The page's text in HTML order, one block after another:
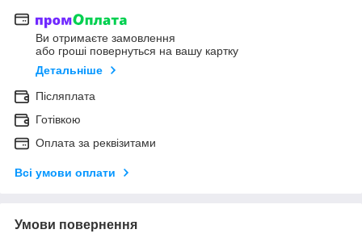
Ви отримаєте замовлення
або гроші повернуться на вашу картку
Детальніше
Післяплата
Готівкою
Оплата за реквізитами
Всі умови оплати
Умови повернення